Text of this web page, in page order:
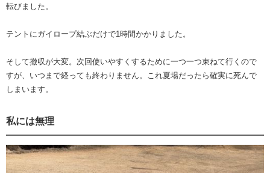
転びました。
テントにガイロープ結ぶだけで1時間かかりました。
そして撤収が大変。次回使いやすくするために一つ一つ束ねて行くので
すが、いつまで経っても終わりません。これ夏場だったら確実に死んで
しまいます。
私には無理